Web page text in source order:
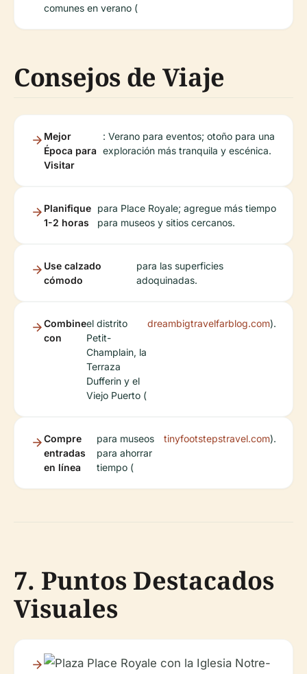
comunes en verano (
Consejos de Viaje
Mejor
Época para
Visitar
: Verano para eventos; otoño para una
exploración más tranquila y escénica.
Planifique
1-2 horas
para Place Royale; agregue más tiempo
para museos y sitios cercanos.
Use calzado
cómodo
para las superficies
adoquinadas.
Combine
con
el distrito
Petit-
Champlain, la
Terraza
Dufferin y el
Viejo Puerto (
dreambigtravelfarblog.com).
Compre
entradas
en línea
para museos
para ahorrar
tiempo (
tinyfootstepstravel.com).
7. Puntos Destacados
Visuales